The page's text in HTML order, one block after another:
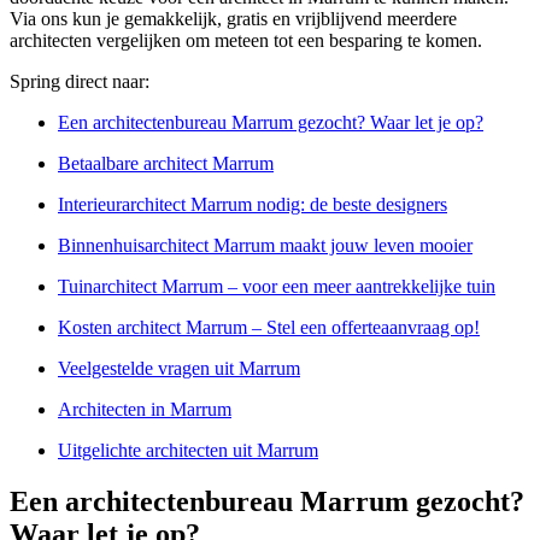
Via ons kun je gemakkelijk, gratis en vrijblijvend meerdere
architecten vergelijken om meteen tot een besparing te komen.
Spring direct naar:
Een architectenbureau Marrum gezocht? Waar let je op?
Betaalbare architect Marrum
Interieurarchitect Marrum nodig: de beste designers
Binnenhuisarchitect Marrum maakt jouw leven mooier
Tuinarchitect Marrum – voor een meer aantrekkelijke tuin
Kosten architect Marrum – Stel een offerteaanvraag op!
Veelgestelde vragen uit Marrum
Architecten in Marrum
Uitgelichte architecten uit Marrum
Een architectenbureau Marrum gezocht?
Waar let je op?